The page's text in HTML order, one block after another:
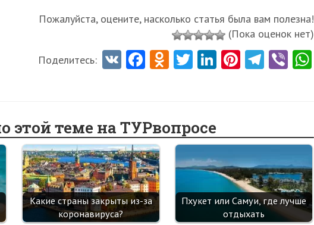
Пожалуйста, оцените, насколько статья была вам полезна!
(Пока оценок нет)
Поделитесь:
VFa
o
k
O
kl
as
sn
ik
i
T Li
n
Pi
t
Te
m
Vi
этой теме на ТУРвопросе
Какие страны закрыты из-за
коронавируса?
Пхукет или Самуи, где лучше
отдыхать